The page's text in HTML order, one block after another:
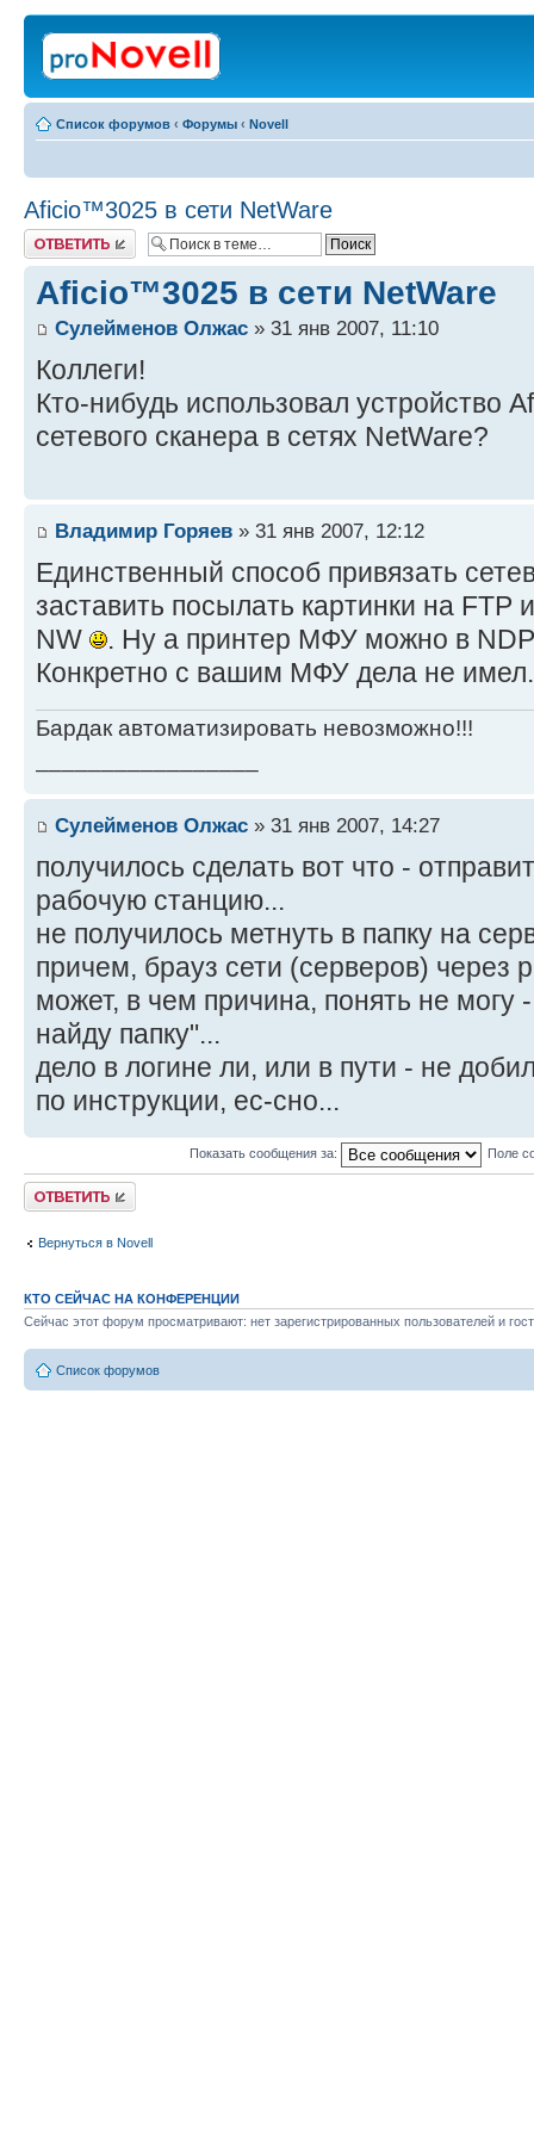
Список форумов ‹ Форумы ‹ Novell
Aficio™3025 в сети NetWare
Ответить
Aficio™3025 в сети NetWare
Сулейменов Олжас » 31 янв 2007, 11:10
Коллеги!
Кто-нибудь использовал устройство
сетевого сканера в сетях NetWare?
Владимир Горяев » 31 янв 2007, 12:12
Единственный способ привязать
заставить посылать картинки на
NW
. Ну а принтер МФУ можно в
Конкретно с вашим МФУ дела не имел.
Бардак автоматизировать невозможно!!!
Сулейменов Олжас » 31 янв 2007, 14:27
получилось сделать вот что -
рабочую станцию...
не получилось метнуть в папку на
причем, брауз сети (серверов) через
может, в чем причина, понять не
найду папку"...
дело в логине ли, или в пути - не
по инструкции, ес-сно...
Показать сообщения за: Поле
Ответить
Вернуться в Novell
КТО СЕЙЧАС НА КОНФЕРЕНЦИИ
Сейчас этот форум просматривают: нет зарегистрированных пользователей и
Список форумов